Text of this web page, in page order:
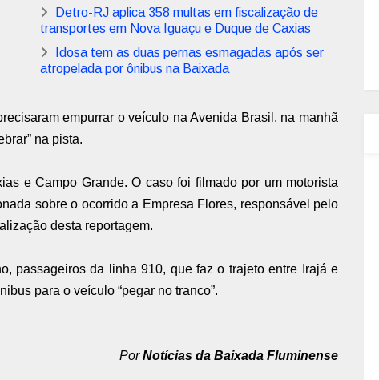
Detro-RJ aplica 358 multas em fiscalização de
transportes em Nova Iguaçu e Duque de Caxias
Idosa tem as duas pernas esmagadas após ser
atropelada por ônibus na Baixada
empurrar o veículo na Avenida Brasil, na manhã
na pista.
e Campo Grande. O caso foi filmado por um motorista
sobre o ocorrido a Empresa Flores, responsável pelo
desta reportagem.
passageiros da linha 910, que faz o trajeto entre Irajá e
para o veículo “pegar no tranco”.
PorNotícias da Baixada Fluminense